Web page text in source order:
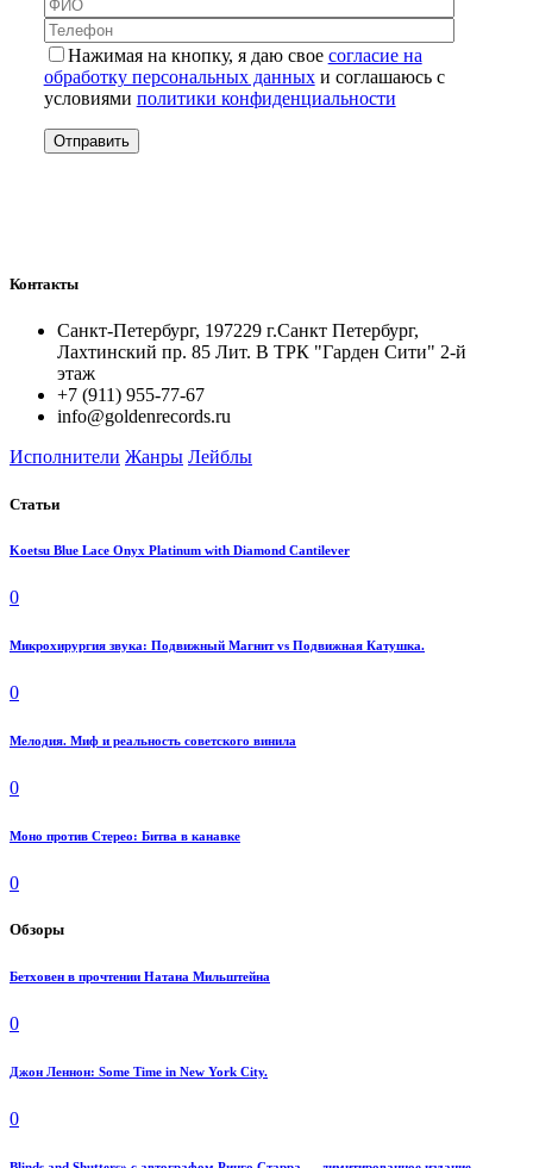
Нажимая на кнопку, я даю свое согласие на
обработку персональных данныхи соглашаюсь с
условиями политики конфиденциальности
Контакты
Санкт-Петербург, 197229 г.Санкт Петербург,
Лахтинский пр. 85 Лит. B ТРК "Гарден Сити" 2-й
этаж
+7 (911) 955-77-67
info@goldenrecords.ru
Исполнители Жанры Лейблы
Статьи
Koetsu Blue Lace Onyx Platinum with Diamond Cantilever
0
Микрохирургия звука: Подвижный Магнит vs Подвижная Катушка.
0
Мелодия. Миф и реальность советского винила
0
Моно против Стерео: Битва в канавке
0
Обзоры
Бетховен в прочтении Натана Мильштейна
0
Джон Леннон: Some Time in New York City.
0